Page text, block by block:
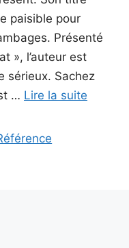
paisible pour
Présenté
», l’auteur est
sérieux. Sachez
… Lire la suite